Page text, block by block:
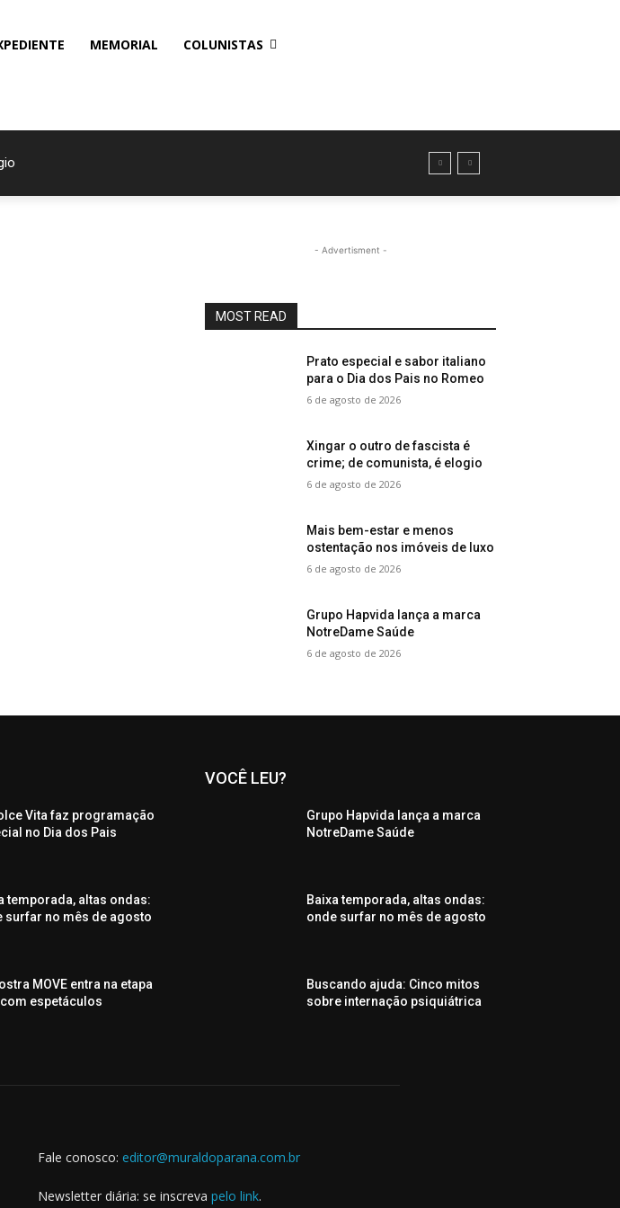
MEMORIAL COLUNISTAS
- Advertisment -
MOST READ
Prato especial e sabor italiano
para o Dia dos Pais no Romeo
6 de agosto de 2026
Xingar o outro de fascista é
crime; de comunista, é elogio
6 de agosto de 2026
Mais bem-estar e menos
ostentação nos imóveis de luxo
6 de agosto de 2026
Grupo Hapvida lança a marca
NotreDame Saúde
6 de agosto de 2026
Vita faz programação
no Dia dos Pais
temporada, altas ondas:
surfar no mês de agosto
MOVE entra na etapa
espetáculos
VOCÊ LEU?
Grupo Hapvida lança a marca
NotreDame Saúde
Baixa temporada, altas ondas:
onde surfar no mês de agosto
Buscando ajuda: Cinco mitos
sobre internação psiquiátrica
Fale conosco: editor@muraldoparana.com.br
Newsletter diária: se inscreva pelo link.